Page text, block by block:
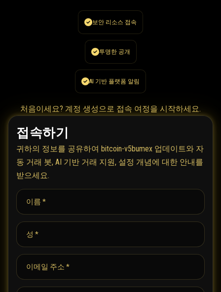
보안 리소스 접속
투명한 공개
AI 기반 플랫폼 알림
처음이세요? 계정 생성 으로 접속 여정을 시작하세요.
접속하기
귀하의 정보를 공유하여 bitcoin-v5bumex 업데이트와 자
동 거래 봇, AI 기반 거래 지원, 설정 개념에 대한 안내를
받으세요.
이름 *
성 *
이메일 주소 *